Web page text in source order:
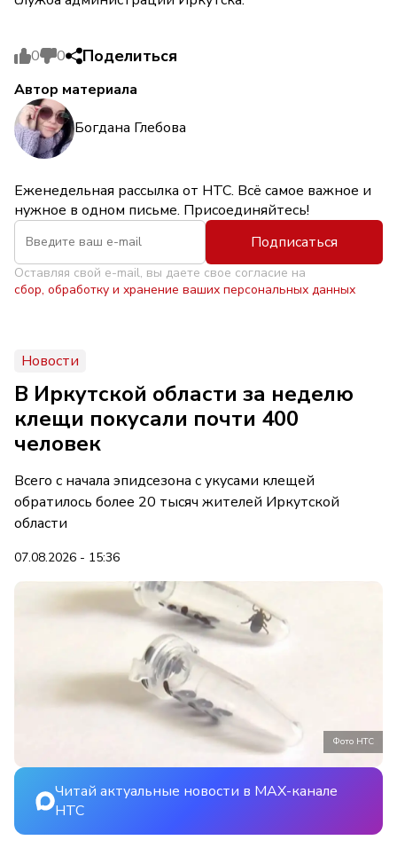
0 0 Поделиться
Автор материала
Богдана Глебова
Еженедельная рассылка от НТС. Всё самое важное и
нужное в одном письме. Присоединяйтесь!
Подписаться
Оставляя свой e-mail, вы даете свое согласие на
сбор, обработку и хранение ваших персональных данных
Новости
В Иркутской области за неделю
клещи покусали почти 400
человек
Всего с начала эпидсезона с укусами клещей
обратилось более 20 тысяч жителей Иркутской
области
07.08.2026 - 15:36
Фото НТС
Читай актуальные новости в MAX-канале
НТС